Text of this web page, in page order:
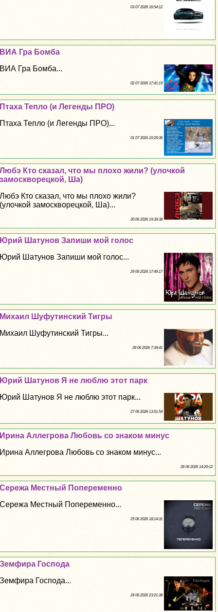
03 07 2026 16:54:12
ВИА Гра Бомба
ВИА Гра Бомба...
02 07 2026 17:41:19
Птаха Тепло (и Легенды ПРО)
Птаха Тепло (и Легенды ПРО)...
01 07 2026 10:29:36
Любэ Кто сказал, что мы плохо жили? (улочкой
замоскворецкой, Ша)
Любэ Кто сказал, что мы плохо жили?
(улочкой замоскворецкой, Ша)...
30 06 2026 19:39:38
Юрий Шатунов Запиши мой голос
Юрий Шатунов Запиши мой голос...
29 06 2026 17:49:17
Михаил Шуфутинский Тигры
Михаил Шуфутинский Тигры...
28 06 2026 7:39:41
Юрий Шатунов Я не люблю этот парк
Юрий Шатунов Я не люблю этот парк...
27 06 2026 13:51:54
Ирина Аллегрова Любовь со знаком минус
Ирина Аллегрова Любовь со знаком минус...
26 06 2026 14:20:12
Сережа Местный Попеременно
Сережа Местный Попеременно...
25 06 2026 18:14:31
Земфира Господа
Земфира Господа...
24 06 2026 23:21:38